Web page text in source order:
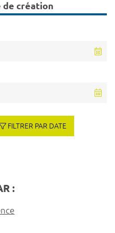
de création
FILTRER PAR DATE
: